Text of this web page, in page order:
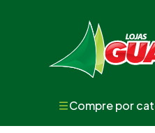
Compre por